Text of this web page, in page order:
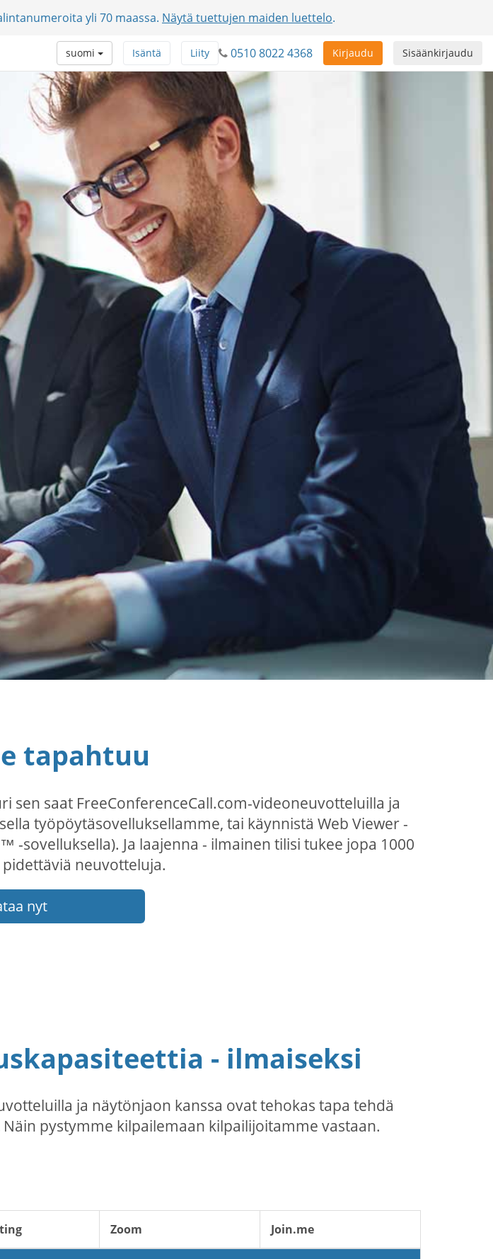
yli 70 maassa. Näytä tuettujen maiden luettelo.
Sisäänkirjaudu
Kirjaudu
0510 8022 4368
Liity
Isäntä
suomi
tapahtuu
sen saat FreeConferenceCall.com-videoneuvotteluilla ja
työpöytäsovelluksellamme, tai käynnistä Web Viewer -
sovelluksella). Ja laajenna - ilmainen tilisi tukee jopa 1000
neuvotteluja.
nyt
- ilmaiseksi
ja näytönjaon kanssa ovat tehokas tapa tehdä
pystymme kilpailemaan kilpailijoitamme vastaan.
Zoom Join.me